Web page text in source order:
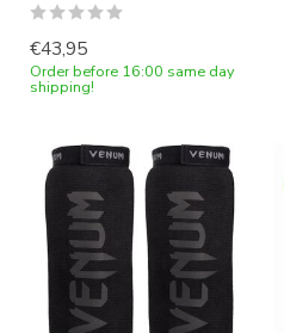
€43,95
Order before 16:00 same day
shipping!